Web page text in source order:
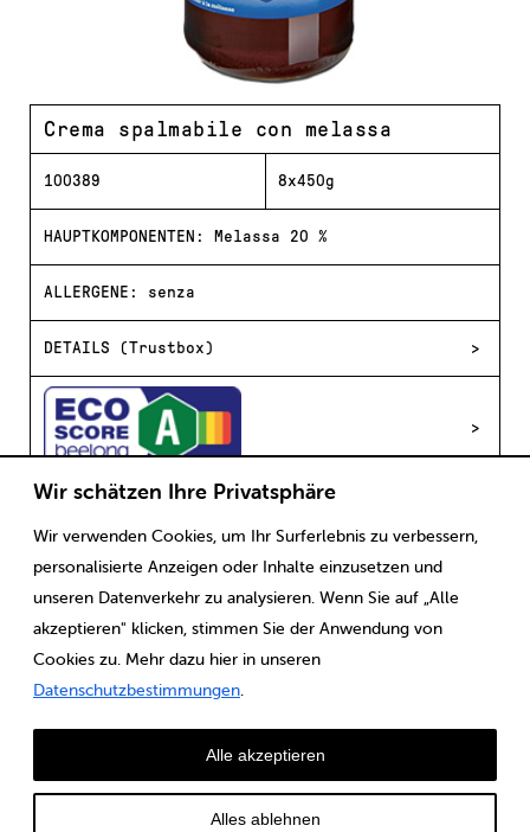
Wir schätzen Ihre Privatsphäre
Wir verwenden Cookies, um Ihr Surferlebnis zu verbessern,
personalisierte Anzeigen oder Inhalte einzusetzen und
unseren Datenverkehr zu analysieren. Wenn Sie auf „Alle
akzeptieren" klicken, stimmen Sie der Anwendung von
Cookies zu. Mehr dazu hier in unseren
Datenschutzbestimmungen
Alles ablehnen
Alle akzeptieren
Crema spalmabile con melassa
100389 8x450g
HAUPTKOMPONENTEN: Melassa 20 %
ALLERGENE: senza
DETAILS (Trustbox)
Scaricare Note legali CGV Protezione dei dati